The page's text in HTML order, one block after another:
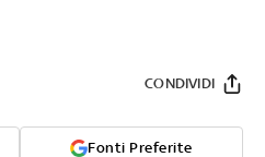
Fonti Preferite
CONDIVIDI